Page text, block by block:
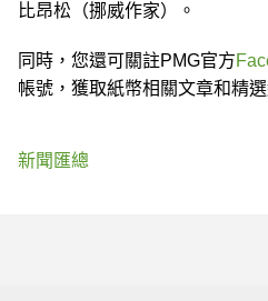
比昂松（挪威作家）。
同時，您還可關註PMG官方
帳號，獲取紙幣相關文章和精
新聞匯總